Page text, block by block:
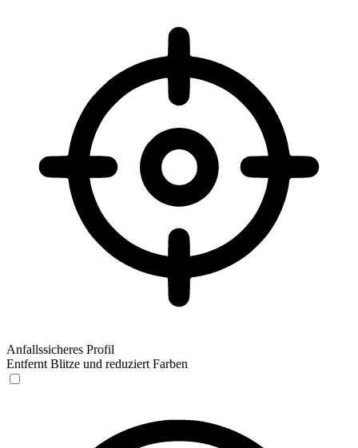
Anfallssicheres Profil
Entfernt Blitze und reduziert Farben